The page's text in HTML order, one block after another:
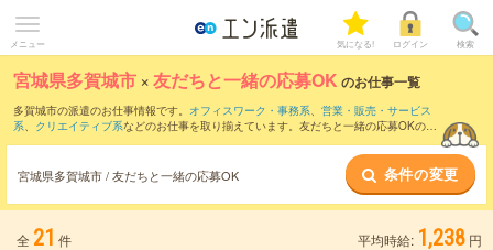
メニュー 気になる! ログイン 検索
宮城県多賀城市 ×友だちと一緒の応募OK のお仕事一覧
多賀城市の派遣のお仕事情報です。 オフィスワーク・事務系、 営業・販売・サービス
系、 クリエイティブ系などのお仕事を取り揃えています。友だちと一緒の応募OKの条
宮城県多賀城市 / 友だちと一緒の応募OK 条件の変更
全 21 件 平均時給: 1,238 円